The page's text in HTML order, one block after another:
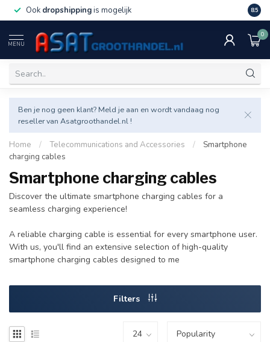
Ook dropshippingis mogelijk Veel
8.5
MENU
0
Ben je nog geen klant? Meld je aan en wordt vandaag nog
reseller van Asatgroothandel.nl !
Home / Telecommunications and Accessories /
Smartphone
charging cables
Smartphone charging cables
Discover the ultimate smartphone charging cables for a
seamless charging experience!
A reliable charging cable is essential for every smartphone user.
With us, you'll find an extensive selection of high-quality
smartphone charging cables designed to me
Filters